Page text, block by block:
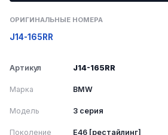
ОРИГИНАЛЬНЫЕ НОМЕРА
J14-165RR
Артикул J14-165RR
Марка BMW
Модель 3 серия
Поколение E46 [рестайлинг]